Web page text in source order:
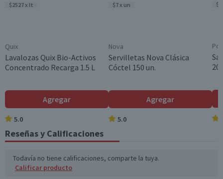
$2527 x lt
Quix
Lavalozas Quix Bio-Activos
Concentrado Recarga 1.5 L
Agregar
5.0
$7 x un
Nova
Servilletas Nova Clásica
Cóctel 150 un.
Agregar
5.0
Reseñas y Calificaciones
Todavía no tiene calificaciones, comparte la tuya.
Calificar producto